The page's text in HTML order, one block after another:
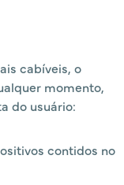
cabíveis, o
momento,
do usuário:
contidos no